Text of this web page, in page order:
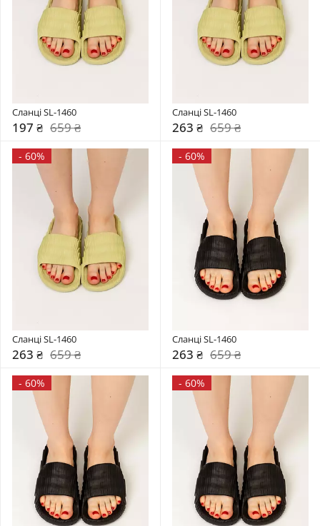
Сланці SL-1460
197 ₴ 659 ₴
Сланці SL-1460
263 ₴ 659 ₴
- 60%
Сланці SL-1460
263 ₴ 659 ₴
- 60%
Сланці SL-1460
263 ₴ 659 ₴
- 60% - 60%